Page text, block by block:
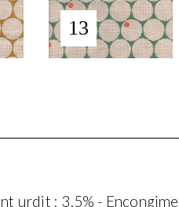
13
urdit : 3,5% -